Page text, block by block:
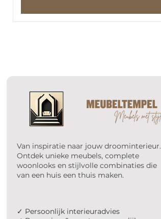
Van inspiratie naar jouw droominterieur.
Ontdek unieke meubels, complete
woonlooks en stijlvolle combinaties die
van een huis een thuis maken.
✓ Persoonlijk interieuradvies